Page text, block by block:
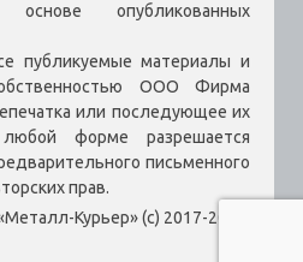
опубликованных
публикуемые материалы и
ООО Фирма
или последующее их
форме разрешается
письменного
прав.
Курьер» (c) 2017-2026